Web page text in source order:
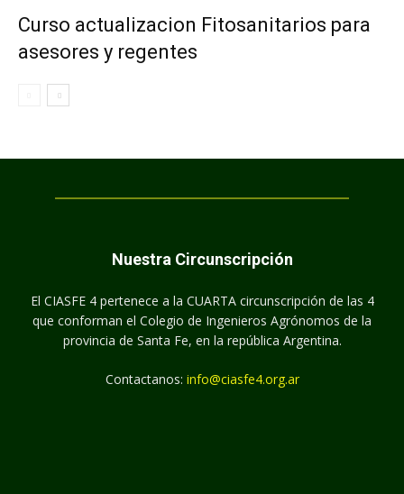
Curso actualizacion Fitosanitarios para
asesores y regentes
Nuestra Circunscripción
El CIASFE 4 pertenece a la CUARTA circunscripción de las 4
que conforman el Colegio de Ingenieros Agrónomos de la
provincia de Santa Fe, en la república Argentina.
Contactanos: info@ciasfe4.org.ar